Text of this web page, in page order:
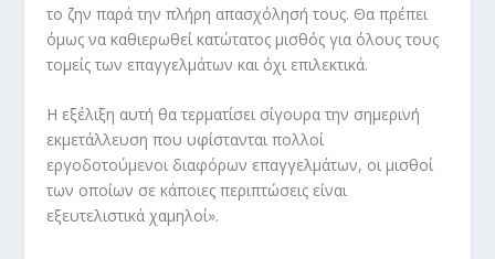
το ζην παρά την πλήρη απασχόλησή τους. Θα πρέπει
όμως να καθιερωθεί κατώτατος μισθός για όλους τους
τομείς των επαγγελμάτων και όχι επιλεκτικά.
Η εξέλιξη αυτή θα τερματίσει σίγουρα την σημερινή
εκμετάλλευση που υφίστανται πολλοί
εργοδοτούμενοι διαφόρων επαγγελμάτων, οι μισθοί
των οποίων σε κάποιες περιπτώσεις είναι
εξευτελιστικά χαμηλοί».